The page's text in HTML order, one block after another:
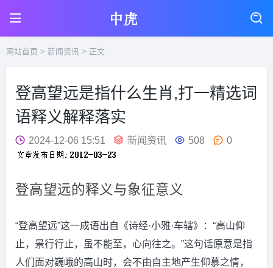
网站首页 > 新闻资讯 > 正文
登高望远是指什么生肖,打一精选词
语释义解释落实
2024-12-06 15:51 新闻资讯 508 0
登高望远的释义与象征意义
“登高望远”这一成语出自《诗经·小雅·车辖》：“高山仰
止，景行行止，虽不能至，心向往之。”这句话原意是指
人们面对巍峨的高山时，会不由自主地产生仰慕之情，